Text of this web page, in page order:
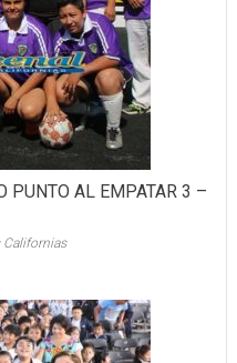
PUNTO AL EMPATAR 3 –
Californias